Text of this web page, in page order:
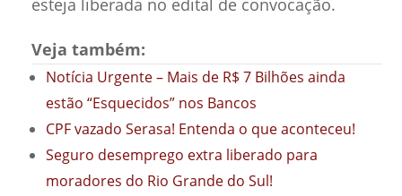
esteja liberada no edital de convocação.
Veja também:
Notícia Urgente – Mais de R$ 7 Bilhões ainda
estão “Esquecidos” nos Bancos
CPF vazado Serasa! Entenda o que aconteceu!
Seguro desemprego extra liberado para
moradores do Rio Grande do Sul!